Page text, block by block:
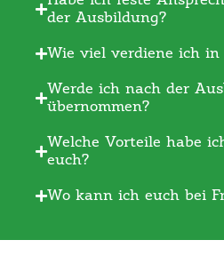
der Ausbildung?
Wie viel verdiene ich in
Werde ich nach der
übernommen?
Welche Vorteile habe
euch?
Wo kann ich euch bei